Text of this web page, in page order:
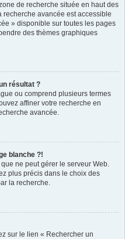
de recherche située en haut des
recherche avancée est accessible
» disponible sur toutes les pages
des thèmes graphiques
résultat ?
ou comprend plusieurs termes
affiner votre recherche en
avancée.
blanche ?!
ne peut gérer le serveur Web.
plus précis dans le choix des
la recherche.
sur le lien « Rechercher un